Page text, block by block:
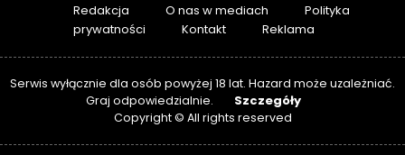
Redakcja O nas w mediach
Polityka
prywatności
Kontakt Reklama
Serwis wyłącznie dla osób powyżej 18 lat. Hazard może uzależniać.
Graj odpowiedzialnie.
Szczegóły
Copyright © All rights reserved